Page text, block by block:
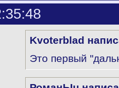
Kvoterblad
Это первый